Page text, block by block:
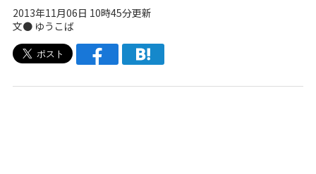
2013年11月06日 10時45分更新
文● ゆうこば